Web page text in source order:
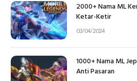
2000+ Nama ML
Ketar-Ketir
03/04/2024
1000+ Nama ML
Anti Pasaran